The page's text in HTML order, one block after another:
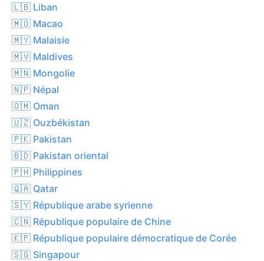
🇱🇧 Liban
🇲🇴 Macao
🇲🇾 Malaisie
🇲🇻 Maldives
🇲🇳 Mongolie
🇳🇵 Népal
🇴🇲 Oman
🇺🇿 Ouzbékistan
🇵🇰 Pakistan
🇧🇩 Pakistan oriental
🇵🇭 Philippines
🇶🇦 Qatar
🇸🇾 République arabe syrienne
🇨🇳 République populaire de Chine
🇰🇵 République populaire démocratique de Corée
🇸🇬 Singapour